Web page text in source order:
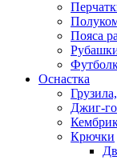
Пояса
Оснастка
Джиг-
Крючки